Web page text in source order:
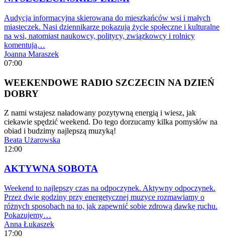
Audycja informacyjna skierowana do mieszkańców wsi i małych
miasteczek. Nasi dziennikarze pokazują życie społeczne i kulturalne
na wsi, natomiast naukowcy, politycy, związkowcy i rolnicy
komentują…
Joanna Maraszek
07:00
WEEKENDOWE RADIO SZCZECIN NA DZIEŃ
DOBRY
Z nami wstajesz naładowany pozytywną energią i wiesz, jak
ciekawie spędzić weekend. Do tego dorzucamy kilka pomysłów na
obiad i budzimy najlepszą muzyką!
Beata Użarowska
12:00
AKTYWNA SOBOTA
Weekend to najlepszy czas na odpoczynek. Aktywny odpoczynek.
Przez dwie godziny przy energetycznej muzyce rozmawiamy o
różnych sposobach na to, jak zapewnić sobie zdrową dawkę ruchu.
Pokazujemy…
Anna Łukaszek
17:00